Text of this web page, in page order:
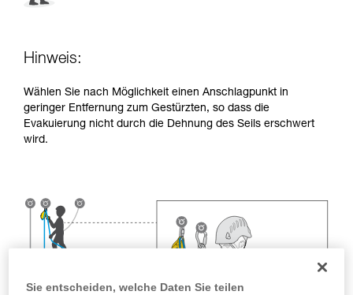
Hinweis:
Wählen Sie nach Möglichkeit einen Anschlagpunkt in
geringer Entfernung zum Gestürzten, so dass die
Evakuierung nicht durch die Dehnung des Seils erschwert
wird.
Sie entscheiden, welche Daten Sie teilen